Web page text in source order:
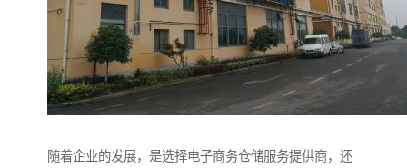
随着企业的发展，是选择电子商务仓储服务提供商，还